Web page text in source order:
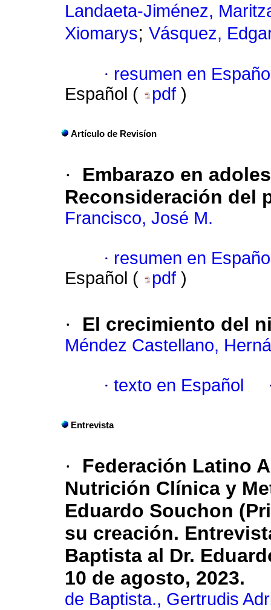
Landaeta-Jiménez,
Xiomarys; Vásquez,
· resumen en
Español (
pdf )
Artículo de Revisíon
·
Embarazo en
Reconsideración del
Francisco, José M.
· resumen en
Español (
pdf )
· El crecimiento del
Méndez Castellano,
· texto en Español
Entrevista
·
Federación Latino
Nutrición Clínica y
Eduardo Souchon
su creación.
Baptista al Dr.
10 de agosto, 2023.
de Baptista., Gertrudis